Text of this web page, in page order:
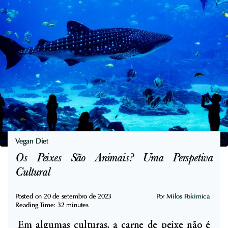
s
e
P
a
a
a
S
d
C
o
m
e
r
C
o
g
m
o
Vegan Diet
Os Peixes São Animais? Uma Perspetiva
Cultural
Posted on 20 de setembro de 2023 Por Milos Pokimica
Reading Time: 32minutes
Em algumas culturas, a carne de peixe não é